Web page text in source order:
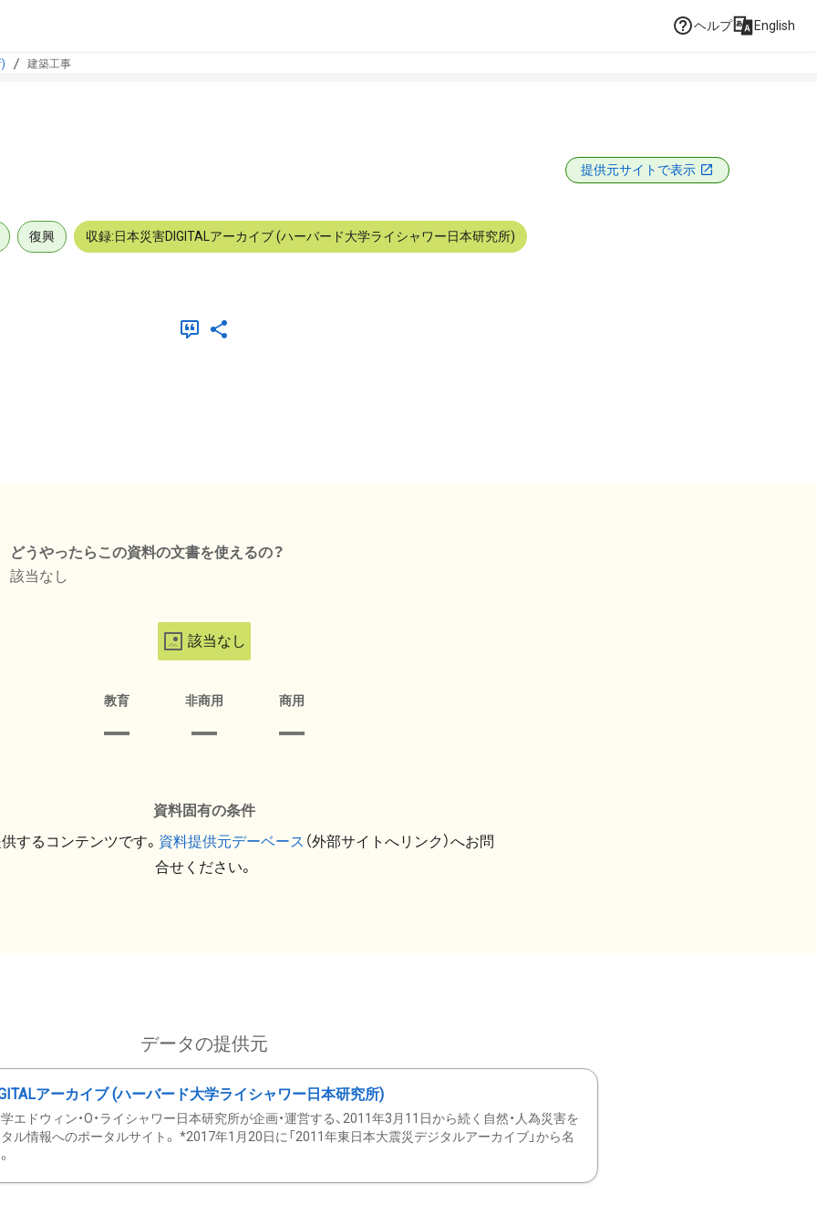
ヘルプ English
建築工事
提供元サイトで表示
復興 収録:日本災害DIGITALアーカイブ (ハーバード大学ライシャワー日本研究所)
どうやったらこの資料の文書を使えるの？
該当なし
該当なし
教育 非商用 商用
資料固有の条件
するコンテンツです。 資料提供元デーベース （外部サイトへリンク）へお問
合せください。
データの提供元
アーカイブ (ハーバード大学ライシャワー日本研究所)
エドウィン・O・ライシャワー日本研究所が企画・運営する、2011年3月11日から続く自然・人為災害を
ル情報へのポータルサイト。 *2017年1月20日に「2011年東日本大震災デジタルアーカイブ」から名